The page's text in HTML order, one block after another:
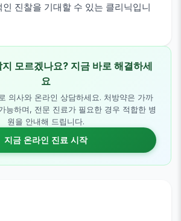
진찰을 기대할 수 있는 클리닉입니
모르겠나요? 지금 바로 해결하세
요
의사와 온라인 상담하세요. 처방약은 가까
능하며, 전문 진료가 필요한 경우 적합한 병
원을 안내해 드립니다.
지금 온라인 진료 시작